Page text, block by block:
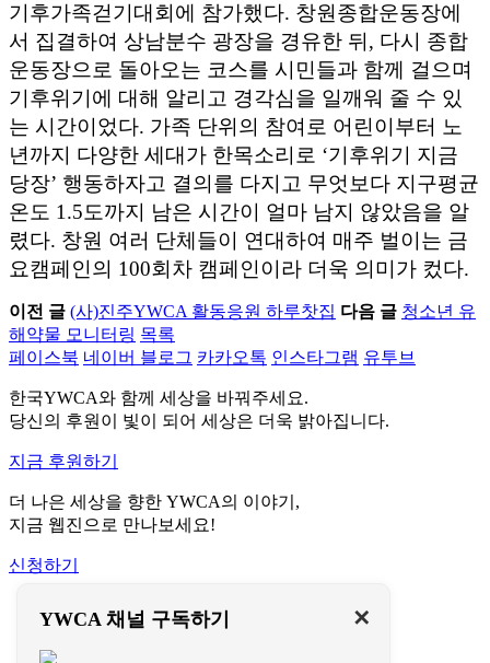
기후가족걷기대회에 참가했다. 창원종합운동장에
서 집결하여 상남분수 광장을 경유한 뒤, 다시 종합
운동장으로 돌아오는 코스를 시민들과 함께 걸으며
기후위기에 대해 알리고 경각심을 일깨워 줄 수 있
는 시간이었다. 가족 단위의 참여로 어린이부터 노
년까지 다양한 세대가 한목소리로 ‘기후위기 지금
당장’ 행동하자고 결의를 다지고 무엇보다 지구평균
온도 1.5도까지 남은 시간이 얼마 남지 않았음을 알
렸다. 창원 여러 단체들이 연대하여 매주 벌이는 금
요캠페인의 100회차 캠페인이라 더욱 의미가 컸다.
이전 글 (사)진주YWCA 활동응원 하루찻집 다음 글 청소년 유
해약물 모니터링 목록
페이스북 네이버 블로그 카카오톡 인스타그램 유투브
한국YWCA와 함께 세상을 바꿔주세요.
당신의 후원이 빛이 되어 세상은 더욱 밝아집니다.
지금 후원하기
더 나은 세상을 향한 YWCA의 이야기,
지금 웹진으로 만나보세요!
신청하기
이용약관
개인정보처리방침
문의하기
✕
YWCA 채널 구독하기